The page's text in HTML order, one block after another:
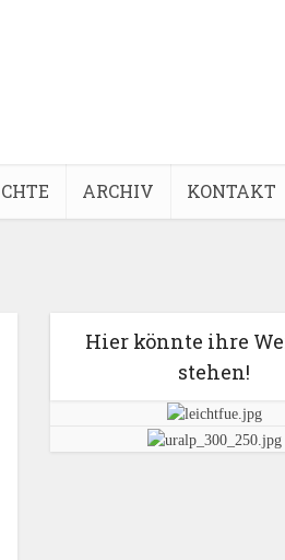
ARCHIV KONTAKT
Hier könnte ihre
stehen!